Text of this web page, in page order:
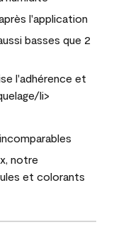
l'application
basses que 2
l'adhérence et
li>
notre
et colorants